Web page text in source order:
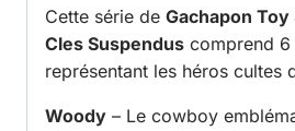
Cette série de Gachapon
Cles Suspendus comprend 6
représentant les héros cultes
Woody – Le cowboy